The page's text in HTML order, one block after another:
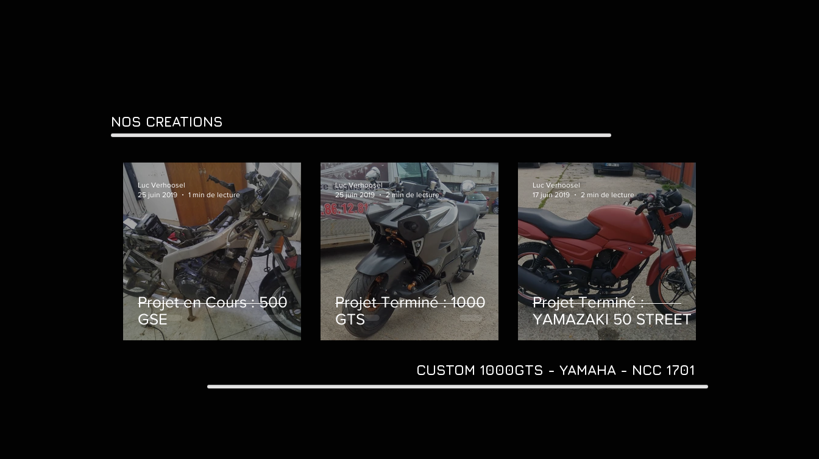
NOS CREATIONS
Projet en Cours : 500
GSE
Luc Verhoosel
25 juin 2019
1 min de lecture
Projet Terminé : 1000
GTS
Luc Verhoosel
25 juin 2019
2 min de lecture
Projet Terminé :
YAMAZAKI 50 STREET
Luc Verhoosel
17 juin 2019
2 min de lecture
CUSTOM 1000GTS - YAMAHA - NCC 1701